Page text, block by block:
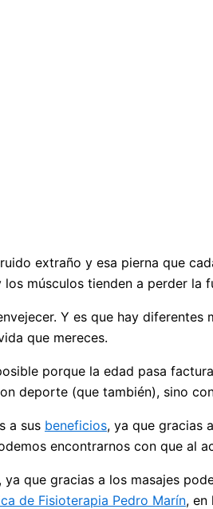
extraño y esa pierna que
músculos tienden a perder la
Y es que hay diferentes
que mereces.
porque la edad pasa
deporte (que también), sino
a sus beneficios, ya que gracias
encontrarnos con que al
que gracias a los masajes
de Fisioterapia Pedro Marín, en